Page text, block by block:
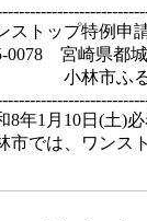
ストップ特例申
0078 宮崎県都
市ふるさと
8年1月10日(土)
市では、ワンス